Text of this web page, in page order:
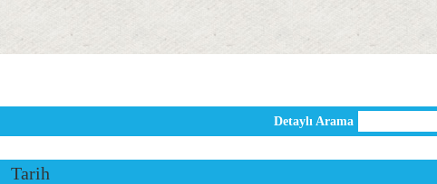
Detaylı Arama
Tarih